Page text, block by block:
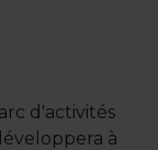
d'activités
à